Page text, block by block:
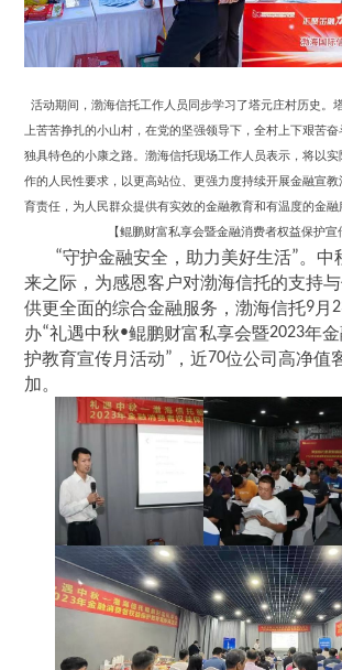
活动期间，渤海信托工作人员同步学习了塔元庄村历史。
上苦苦挣扎的小山村，在党的坚强领导下，全村上下艰苦
独具特色的小康之路。渤海信托现场工作人员表示，将以
作的人民性要求，以更高站位、更强力度持续开展金融宣
育责任，为人民群众提供有实效的金融教育和有温度的金融
【鲲鹏财富私享会暨金融消费者权益保护宣
“守护金融安全，助力美好生活”。中
来之际，为感恩客户对渤海信托的支持
供更全面的综合金融服务，渤海信托9月
办“礼遇中秋•鲲鹏财富私享会暨2023年
护教育宣传月活动” ，近70位公司高净值
加。